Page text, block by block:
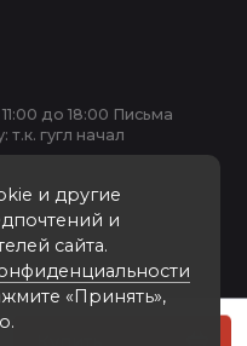
и другие
и
сайта.
«Принять»,
до 18:00 Письма
т.к. гугл начал